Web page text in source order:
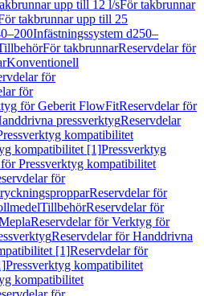
upp till 12 l/sFör takbrunnar
takbrunnar upp till 25
Infästningssystem d250–
För takbrunnarReservdelar för
Konventionell
för
för
för Geberit FlowFitReservdelar för
pressverktygReservdelar
kompatibilitet
kompatibilitet [1]Pressverktyg
Pressverktyg kompatibilitet
för
Reservdelar för
TillbehörReservdelar för
Reservdelar för Verktyg för
Reservdelar för Handdrivna
[1]Reservdelar för
Pressverktyg kompatibilitet
kompatibilitet